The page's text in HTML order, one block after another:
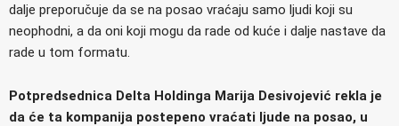
dalje preporučuje da se na posao vraćaju samo ljudi koji su
neophodni, a da oni koji mogu da rade od kuće i dalje nastave da
rade u tom formatu.
Potpredsednica Delta Holdinga Marija Desivojević rekla je
da će ta kompanija postepeno vraćati ljude na posao, u